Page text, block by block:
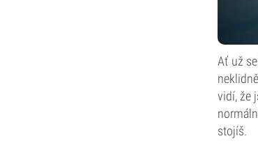
Ať už
vidí, že
stojíš.